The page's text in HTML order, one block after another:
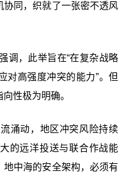
同，织就了一张密不透风
调，此举旨在“在复杂战略
对高强度冲突的能力”。但
性极为明确。
涌动，地区冲突风险持续
的远洋投送与联合作战能
中海的安全架构，必须有